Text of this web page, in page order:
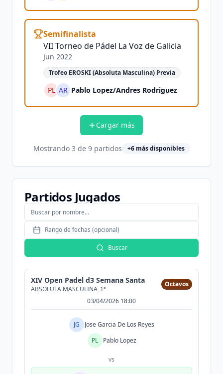
Semifinalista
VII Torneo de Pádel La Voz de Galicia
Jun 2022
Trofeo EROSKI (Absoluta Masculina) Previa
PL AR Pablo Lopez/Andres Rodriguez
Cargar más
Mostrando 3 de 9partidos +6más disponibles
Partidos Jugados
Rango de fechas (opcional)
Buscar
XIV Open Padel d3 Semana Santa
ABSOLUTA MASCULINA_1ª
Octavos
03/04/2026 18:00
JG
Jose Garcia De Los Reyes
PL
Pablo Lopez
vs